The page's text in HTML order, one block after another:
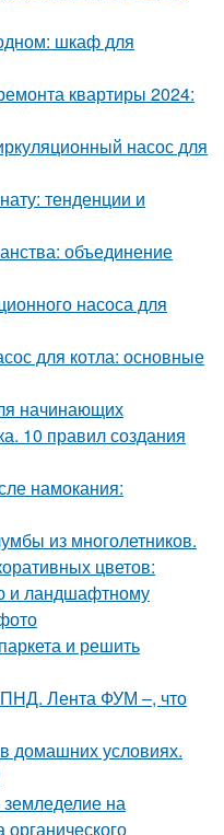
шкаф для
квартиры 2024:
насос для
тенденции и
объединение
насоса для
для котла: основные
начинающих
10 правил создания
намокания:
из многолетников.
цветов:
и ландшафтному
и решить
ПНД. Лента ФУМ –, что
домашних условиях.
земледелие на